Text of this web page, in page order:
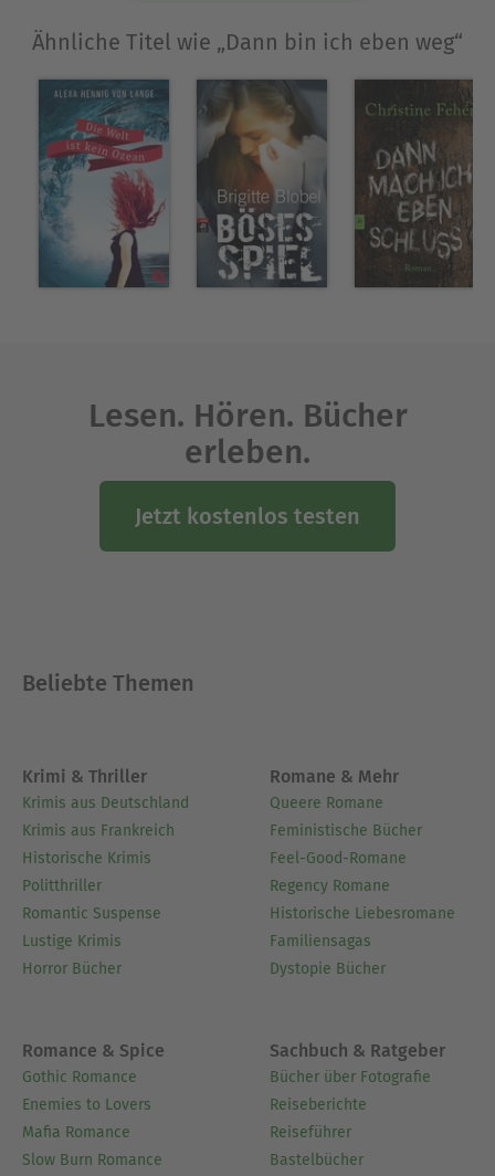
Ähnliche Titel wie „Dann bin ich eben weg“
Lesen. Hören. Bücher
erleben.
Jetzt kostenlos testen
Beliebte Themen
Krimi & Thriller
Krimis aus Deutschland
Krimis aus Frankreich
Historische Krimis
Politthriller
Romantic Suspense
Lustige Krimis
Horror Bücher
Romane & Mehr
Queere Romane
Feministische Bücher
Feel-Good-Romane
Regency Romane
Historische Liebesromane
Familiensagas
Dystopie Bücher
Romance & Spice
Gothic Romance
Enemies to Lovers
Mafia Romance
Slow Burn Romance
Sachbuch & Ratgeber
Bücher über Fotografie
Reiseberichte
Reiseführer
Bastelbücher